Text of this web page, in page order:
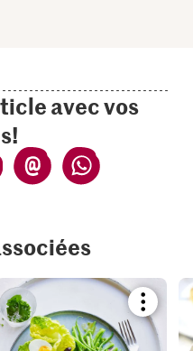
avec vos
recipe
or